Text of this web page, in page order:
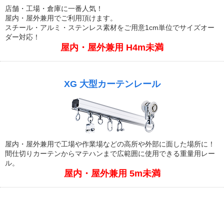
店舗・工場・倉庫に一番人気！
屋内・屋外兼用でご利用頂けます。
スチール・アルミ・ステンレス素材をご用意1cm単位でサイズオー
ダー対応！
屋内・屋外兼用 H4m未満
XG 大型カーテンレール
屋内・屋外兼用で工場や作業場などの高所や外部に面した場所に！
間仕切りカーテンからマテハンまで広範囲に使用できる重量用レー
ル。
屋内・屋外兼用 5m未満